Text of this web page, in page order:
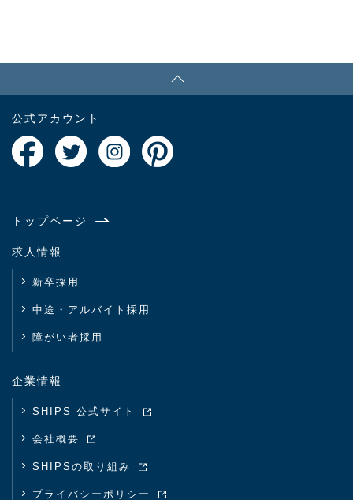
公式アカウント
トップページ
求人情報
新卒採用
中途・アルバイト採用
障がい者採用
企業情報
SHIPS 公式サイト
会社概要
SHIPSの取り組み
プライバシーポリシー